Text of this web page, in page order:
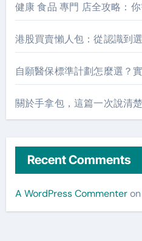
健康 食品 專門 店全攻略：
港股買賣懶人包：從認識到
自願醫保標準計劃怎麼選？
關於手拿包，這篇一次說清楚
Recent Comments
A WordPress Commenteron